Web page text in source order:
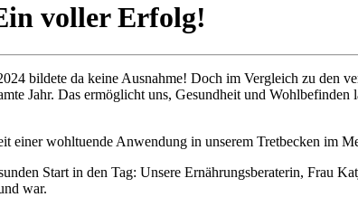
voller Erfolg!
bildete da keine Ausnahme! Doch im Vergleich zu den
Jahr. Das ermöglicht uns, Gesundheit und
wohltuende Anwendung in unserem Tretbecken im
Start in den Tag: Unsere Ernährungsberaterin, Frau
war.